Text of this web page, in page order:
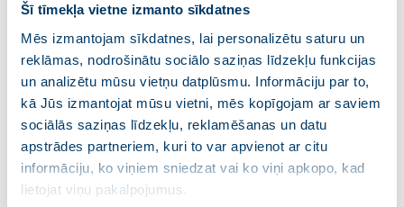
Šī tīmekļa vietne izmanto sīkdatnes
Mēs izmantojam sīkdatnes, lai personalizētu saturu un
reklāmas, nodrošinātu sociālo saziņas līdzekļu funkcijas
un analizētu mūsu vietņu datplūsmu. Informāciju par to,
kā Jūs izmantojat mūsu vietni, mēs kopīgojam ar saviem
sociālās saziņas līdzekļu, reklamēšanas un datu
apstrādes partneriem, kuri to var apvienot ar citu
informāciju, ko viņiem sniedzat vai ko viņi apkopo, kad
lietojat viņu pakalpojumus.
sekretāru Entoniju Blinkenu (Antony Blinken). Vizītes
laikā K. Kariņš sniedza arī interviju ASV medijam NPR,
kurā uzsvēra Latvijas un ASV sekmīgo sadarbību un
Latvijas augsto novērtējumu par ASV sniegto
atbalstu. Tāpat intervijā ārlietu ministrs skaidroja
nepieciešamību turpināt atbalsta sniegšanu Ukrainai
un nepieciešamību iegrožot Krieviju.
Pilnu interviju iespējams izlasīt